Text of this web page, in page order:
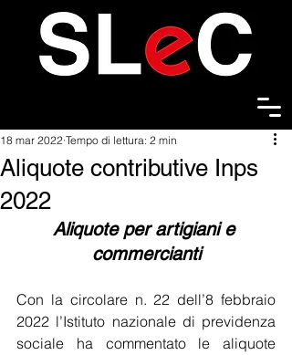
Aliquote contributive Inps
2022
18 mar 2022 Tempo di lettura: 2 min
Aliquote per artigiani e
commercianti
Con la circolare n. 22 dell’8 febbraio
2022 l’Istituto nazionale di previdenza
sociale ha commentato le aliquote